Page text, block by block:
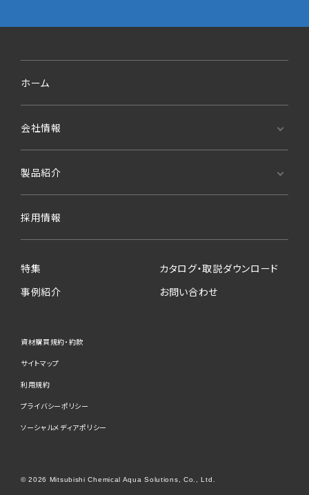
ホーム
会社情報
製品紹介
採用情報
特集
事例紹介
カタログ・取説ダウンロード
お問い合わせ
資材購買規約・約款
サイトマップ
利用規約
プライバシーポリシー
ソーシャルメディアポリシー
© 2026 Mitsubishi Chemical Aqua Solutions, Co., Ltd.